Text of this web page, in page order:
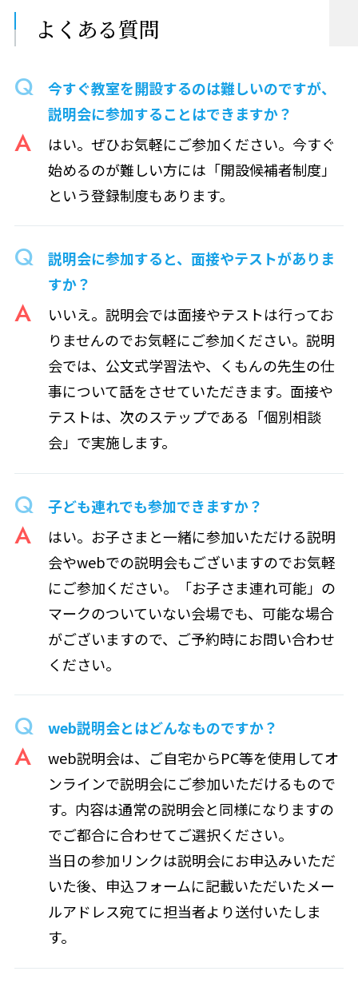
よくある質問
今すぐ教室を開設するのは難しいのですが、
説明会に参加することはできますか？
はい。ぜひお気軽にご参加ください。今すぐ
始めるのが難しい方には「開設候補者制度」
という登録制度もあります。
説明会に参加すると、面接やテストがありま
すか？
いいえ。説明会では面接やテストは行ってお
りませんのでお気軽にご参加ください。説明
会では、公文式学習法や、くもんの先生の仕
事について話をさせていただきます。面接や
テストは、次のステップである「個別相談
会」で実施します。
子ども連れでも参加できますか？
はい。お子さまと一緒に参加いただける説明
会やwebでの説明会もございますのでお気軽
にご参加ください。「お子さま連れ可能」の
マークのついていない会場でも、可能な場合
がございますので、ご予約時にお問い合わせ
ください。
web説明会とはどんなものですか？
web説明会は、ご自宅からPC等を使用してオ
ンラインで説明会にご参加いただけるもので
す。内容は通常の説明会と同様になりますの
でご都合に合わせてご選択ください。
当日の参加リンクは説明会にお申込みいただ
いた後、申込フォームに記載いただいたメー
ルアドレス宛てに担当者より送付いたしま
す。